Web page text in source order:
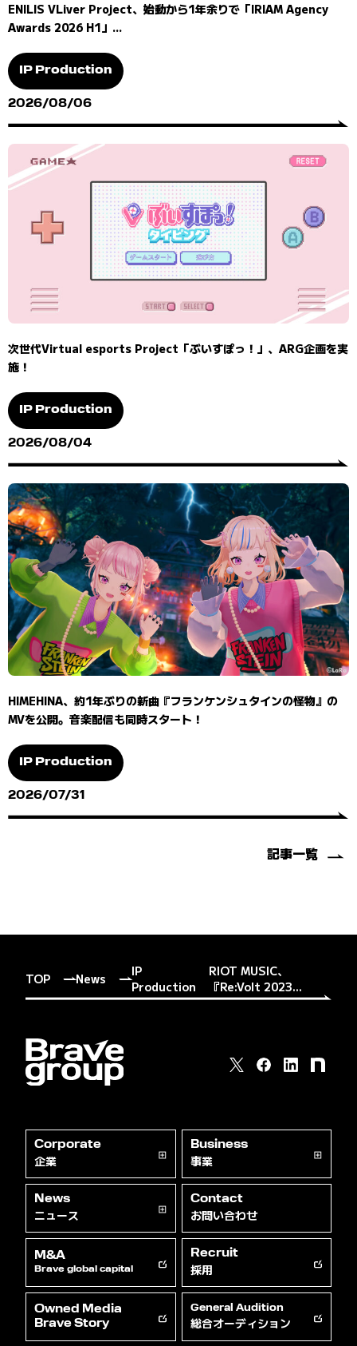
ENILIS VLiver Project、始動から1年余りで「IRIAM Agency
Awards 2026 H1」...
IP Production
2026/08/06
次世代Virtual esports Project「ぶいすぽっ！」、ARG企画を実
施！
IP Production
2026/08/04
HIMEHINA、約1年ぶりの新曲『フランケンシュタインの怪物』の
MVを公開。音楽配信も同時スタート！
IP Production
2026/07/31
記事一覧
TOP News
IP
Production
RIOT MUSIC、
『Re:Volt 2023...
Corporate
企業
Business
事業
News
ニュース
Contact
お問い合わせ
M&A
Brave global capital
Recruit
採用
Owned Media
Brave Story
General Audition
総合オーディション